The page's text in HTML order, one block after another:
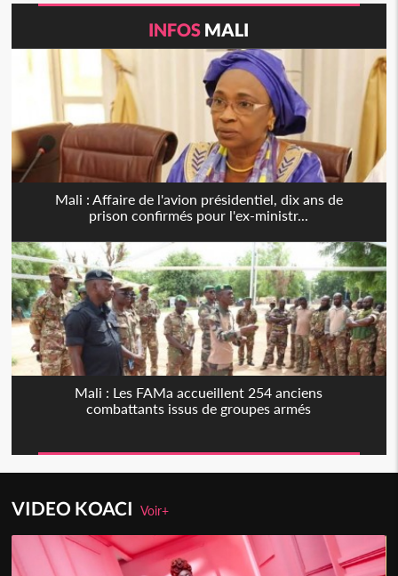
INFOS MALI
Mali : Affaire de l'avion présidentiel, dix ans de
prison confirmés pour l'ex-ministr...
Mali : Les FAMa accueillent 254 anciens
combattants issus de groupes armés
VIDEO KOACIVoir+